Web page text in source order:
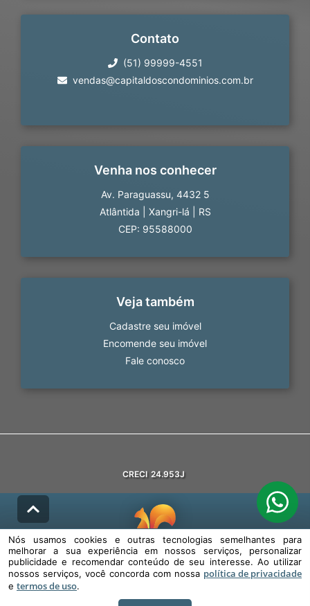
Contato
(51) 99999-4551
vendas@capitaldoscondominios.com.br
Venha nos conhecer
Av. Paraguassu, 4432 5
Atlântida
Xangri-lá
RS
CEP: 95588000
Veja também
Cadastre seu imóvel
Encomende seu imóvel
Fale conosco
CRECI 24.953J
© DESENVOLVIDO PELAAGIL.NET
Nós usamos cookies e outras tecnologias semelhantes para melhorar a
sua experiência em nossos serviços, personalizar publicidade e
Nós usamos cookies e outras tecnologias semelhantes para
melhorar a sua experiência em nossos serviços, personalizar
publicidade e recomendar conteúdo de seu interesse. Ao utilizar
nossos serviços, você concorda com nossa política de privacidade
e termos de uso.